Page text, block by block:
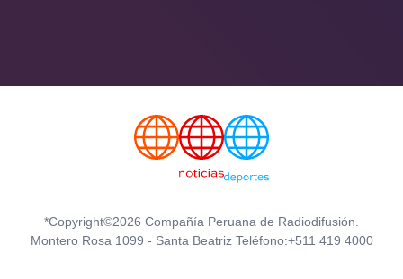
*Copyright©2026 Compañía Peruana de Radiodifusión.
Montero Rosa 1099 - Santa Beatriz Teléfono:+511 419 4000